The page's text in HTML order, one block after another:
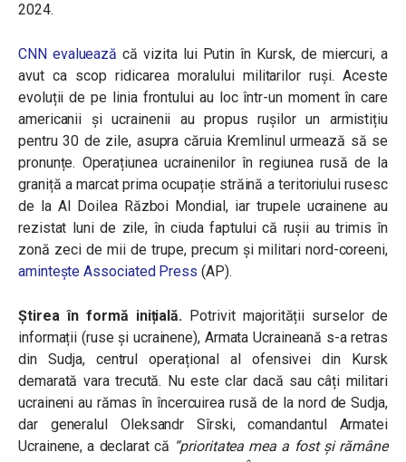
2024.
CNN evaluează că vizita lui Putin în Kursk, de miercuri, a
avut ca scop ridicarea moralului militarilor ruși. Aceste
evoluții de pe linia frontului au loc într-un moment în care
americanii și ucrainenii au propus rușilor un armistițiu
pentru 30 de zile, asupra căruia Kremlinul urmează să se
pronunțe. Operațiunea ucrainenilor în regiunea rusă de la
graniță a marcat prima ocupație străină a teritoriului rusesc
de la Al Doilea Război Mondial, iar trupele ucrainene au
rezistat luni de zile, în ciuda faptului că rușii au trimis în
zonă zeci de mii de trupe, precum și militari nord-coreeni,
amintește Associated Press (AP).
Știrea în formă inițială. Potrivit majorității surselor de
informații (ruse și ucrainene), Armata Ucraineană s-a retras
din Sudja, centrul operațional al ofensivei din Kursk
demarată vara trecută. Nu este clar dacă sau câți militari
ucraineni au rămas în încercuirea rusă de la nord de Sudja,
dar generalul Oleksandr Sîrski, comandantul Armatei
Ucrainene, a declarat că “prioritatea mea a fost și rămâne